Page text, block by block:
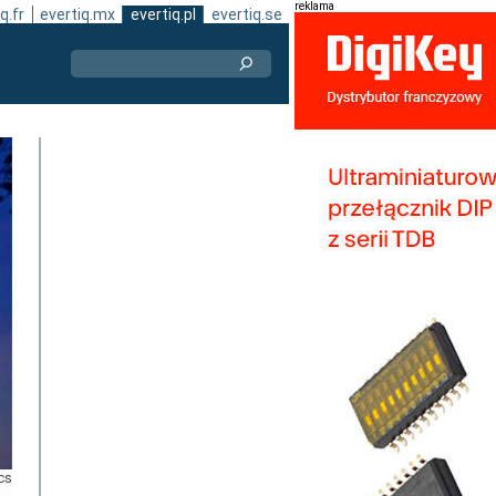
evertiq.mx evertiq.pl evertiq.se reklama